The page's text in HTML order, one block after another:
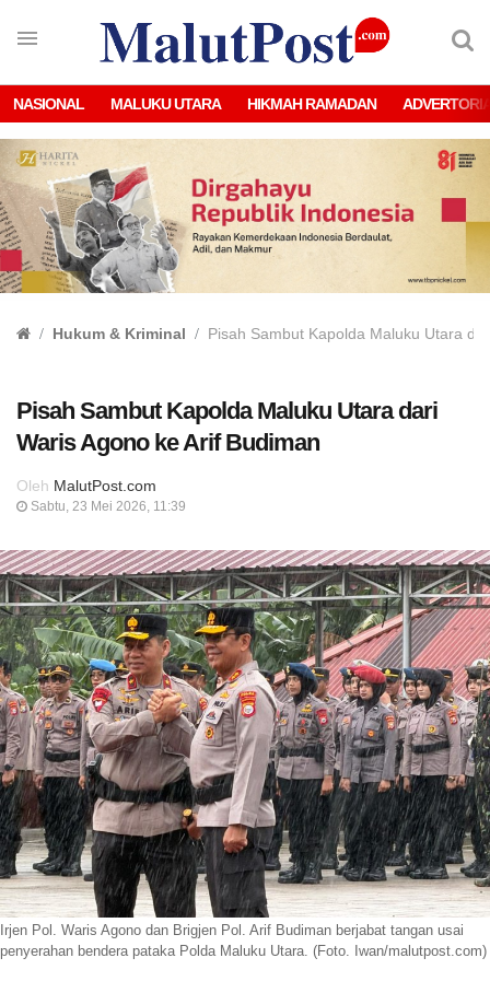
NASIONAL MALUKU UTARA HIKMAH RAMADAN
Hukum & Kriminal Pisah Sambut Kapolda Maluku Utara
Pisah Sambut Kapolda Maluku Utara dari
Waris Agono ke Arif Budiman
Oleh MalutPost.com
Sabtu, 23 Mei 2026, 11:39
Irjen Pol. Waris Agono dan Brigjen Pol. Arif Budiman berjabat tangan usai
penyerahan bendera pataka Polda Maluku Utara. (Foto. Iwan/malutpost.com)